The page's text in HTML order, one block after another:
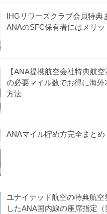
IHGリワーズクラブ会員特典
ANAのSFC保有者にはメリッ
【ANA提携航空会社特典航
の必要マイル数でお得に海外
方法
ANAマイル貯め方完全まとめ
ユナイテッド航空の特典航空
したANA国内線の座席指定